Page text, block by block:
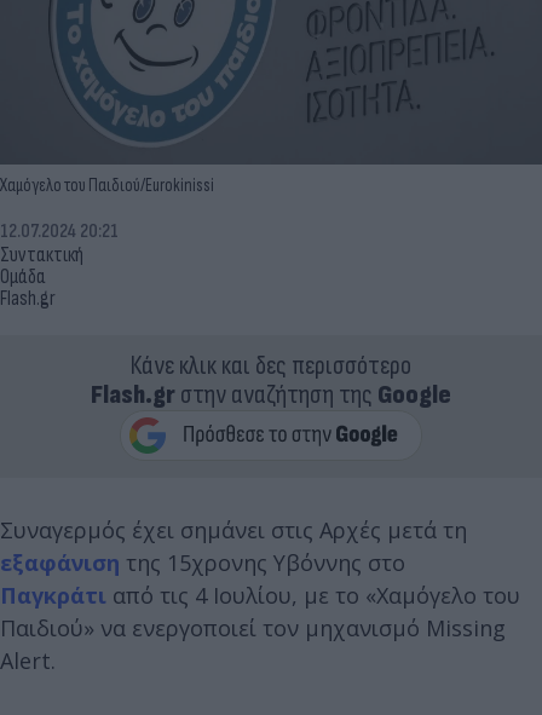
Χαμόγελο του Παιδιού/Eurokinissi
Συντακτική
Ομάδα
Flash.gr
12.07.2024 20:21
Κάνε κλικ και δες περισσότερο
Flash.grστην αναζήτηση της Google
Συναγερμός έχει σημάνει στις Αρχές μετά τη
εξαφάνιση της 15χρονης Υβόννης στο
Παγκράτι από τις 4 Ιουλίου, με το «Χαμόγελο του
Παιδιού» να ενεργοποιεί τον μηχανισμό Missing
Alert.